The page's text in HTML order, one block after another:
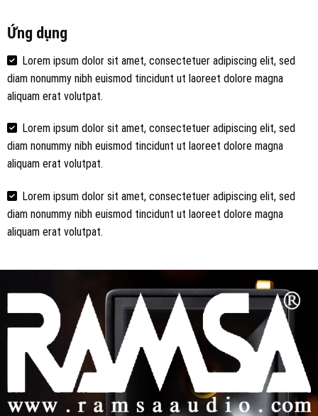
Ứng dụng
Lorem ipsum dolor sit amet, consectetuer adipiscing elit, sed
diam nonummy nibh euismod tincidunt ut laoreet dolore magna
aliquam erat volutpat.
Lorem ipsum dolor sit amet, consectetuer adipiscing elit, sed
diam nonummy nibh euismod tincidunt ut laoreet dolore magna
aliquam erat volutpat.
Lorem ipsum dolor sit amet, consectetuer adipiscing elit, sed
diam nonummy nibh euismod tincidunt ut laoreet dolore magna
aliquam erat volutpat.